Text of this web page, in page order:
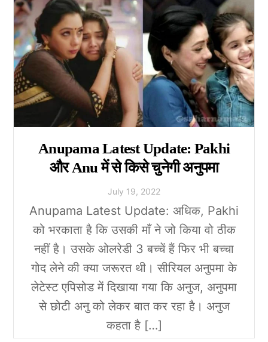
Anupama Latest Update: Pakhi
और Anu में से किसे चुनेगी अनुपमा
July 19, 2022
Anupama Latest Update: अधिक, Pakhi
को भरकाता है कि उसकी माँ ने जो किया वो ठीक
नहीं है। उसके ओलरेडी 3 बच्चें हैं फिर भी बच्चा
गोद लेने की क्या जरूरत थी। सीरियल अनुपमा के
लेटेस्ट एपिसोड में दिखाया गया कि अनुज, अनुपमा
से छोटी अनु को लेकर बात कर रहा है। अनुज
कहता है […]